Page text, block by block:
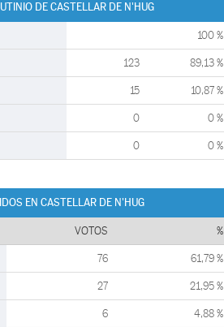
DE CASTELLAR DE N'HUG
100 %
123 89,13 %
15 10,87 %
0 0 %
0 0 %
EN CASTELLAR DE N'HUG
VOTOS %
76 61,79 %
27 21,95 %
6 4,88 %